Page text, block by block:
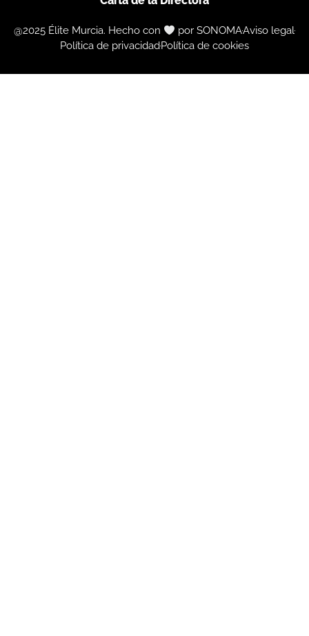
@2025 Élite Murcia. Hecho con por SONOMAAviso legal
Política de privacidadPolítica de cookies